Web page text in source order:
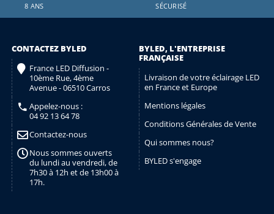
8 ANS
SÉCURISÉ
CONTACTEZ BYLED
France LED Diffusion -
10ème Rue, 4ème
Avenue - 06510 Carros
Appelez-nous :
04 92 13 64 78
Contactez-nous
Nous sommes ouverts
du lundi au vendredi, de
7h30 à 12h et de 13h00 à
17h.
BYLED, L'ENTREPRISE
FRANÇAISE
Livraison de votre éclairage LED
en France et Europe
Mentions légales
Conditions Générales de Vente
Qui sommes nous?
BYLED s'engage